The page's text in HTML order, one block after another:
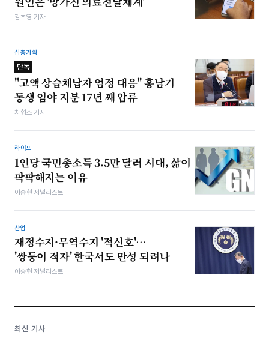
김초영 기자
심층기획
단독
"고액 상습체납자 엄정 대응" 홍남기
동생 임야 지분 17년 째 압류
차형조 기자
라이프
1인당 국민총소득 3.5만 달러 시대, 삶이
팍팍해지는 이유
이승현 저널리스트
산업
재정수지·무역수지 '적신호'…
'쌍둥이 적자' 한국서도 만성 되려나
이승현 저널리스트
최신 기사